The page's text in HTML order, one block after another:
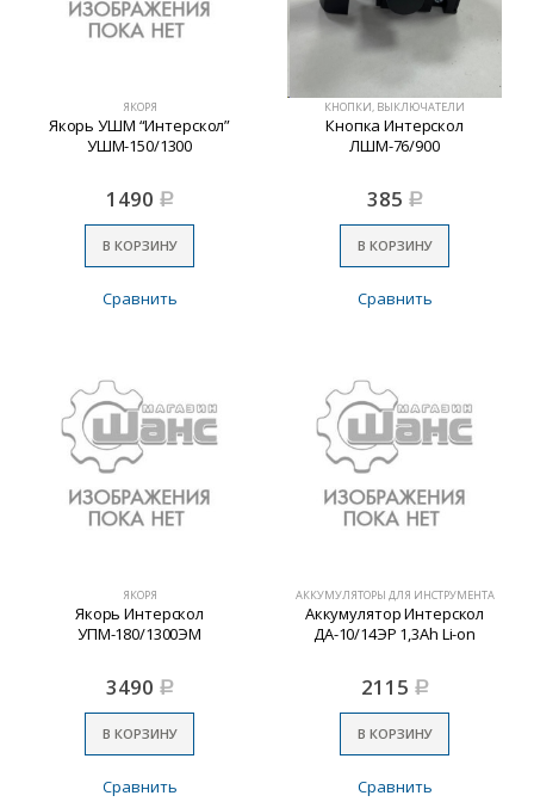
ЯКОРЯ
Якорь УШМ “Интерскол”
УШМ-150/1300
1490 Р
В КОРЗИНУ
Сравнить
КНОПКИ, ВЫКЛЮЧАТЕЛИ
Кнопка Интерскол
ЛШМ-76/900
385 Р
В КОРЗИНУ
Сравнить
ЯКОРЯ
Якорь Интерскол
УПМ-180/1300ЭМ
3490 Р
В КОРЗИНУ
Сравнить
АККУМУЛЯТОРЫ ДЛЯ ИНСТРУМЕНТА
Аккумулятор Интерскол
ДА-10/14ЭР 1,3Ah Li-on
2115 Р
В КОРЗИНУ
Сравнить